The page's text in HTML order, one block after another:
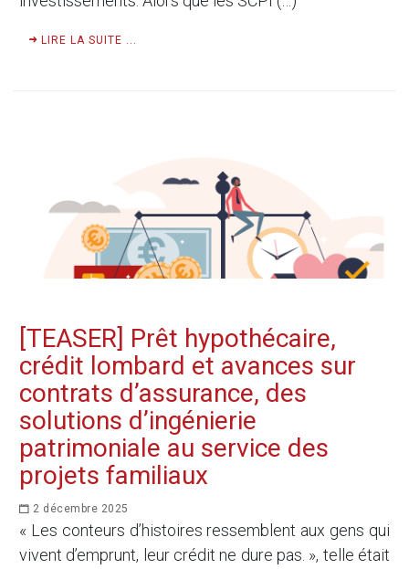
LIRE LA SUITE ...
[TEASER] Prêt hypothécaire,
crédit lombard et avances sur
contrats d’assurance, des
solutions d’ingénierie
patrimoniale au service des
projets familiaux
2 décembre 2025
« Les conteurs d’histoires ressemblent aux gens qui
vivent d’emprunt, leur crédit ne dure pas. », telle était